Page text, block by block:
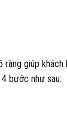
giúp
bước như sau: